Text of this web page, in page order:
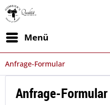
Menü
Anfrage-Formular
Anfrage-Formular